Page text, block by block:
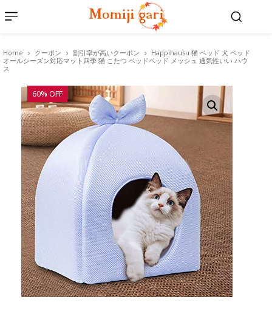
Home クーポン 割引率が高いクーポン
Happihausu 猫 ベッド 犬 ベッド
オールシーズン対応マット四季 猫 こたつ ベッドペッド メッシュ 通気性いい ハウ
ス
60% OFF